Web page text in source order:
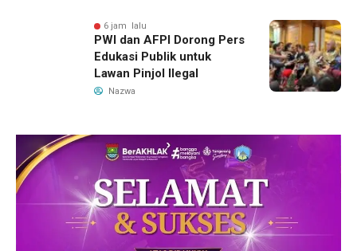
6 jam lalu
PWI dan AFPI Dorong Pers
Edukasi Publik untuk
Lawan Pinjol Ilegal
Nazwa